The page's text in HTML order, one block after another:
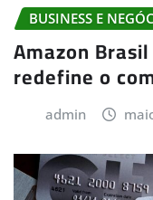
BUSINESS E
Amazon
redefine o
admin